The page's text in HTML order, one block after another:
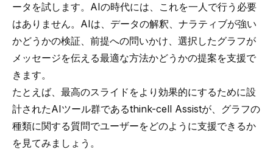
ータを試します。AIの時代には、これを一人で行う必要
はありません。AIは、データの解釈、ナラティブが強い
かどうかの検証、前提への問いかけ、選択したグラフが
メッセージを伝える最適な方法かどうかの提案を支援で
きます。
たとえば、最高のスライドをより効果的にするために設
計されたAIツール群であるthink-cell Assistが、グラフの
種類に関する質問でユーザーをどのように支援できるか
を見てみましょう。